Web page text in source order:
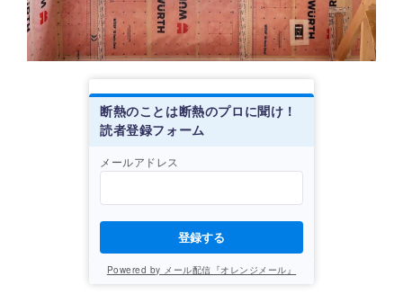
断熱のことは断熱のプロに聞け！
読者登録フォーム
メールアドレス
登録する
Powered by メール配信『オレンジメール』